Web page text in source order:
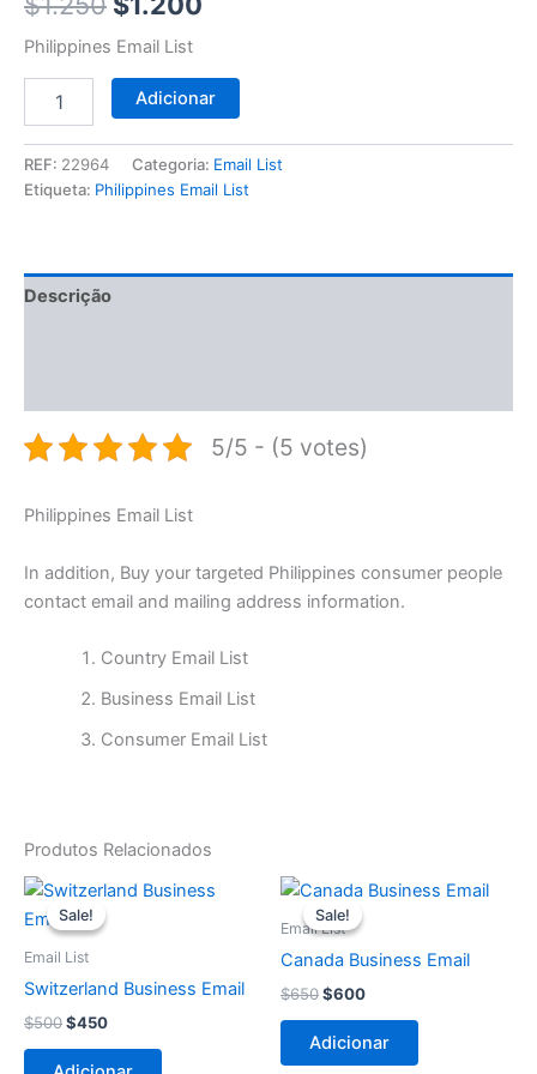
Philippines Email List
Adicionar
REF: 22964 Categoria: Email List
Etiqueta: Philippines Email List
Descrição
5/5 - (5 votes)
Philippines Email List
In addition, Buy your targeted Philippines consumer people
contact email and mailing address information.
Country Email List
Business Email List
Consumer Email List
Produtos Relacionados
Sale!
Sale!
Email List
Switzerland Business Email
$500
O
preço
original
$500.
$450
O
Sale!
Sale!
Email List
Canada Business Email
$650
O
preço
original
$650.
$600
O
$600.
Adicionar